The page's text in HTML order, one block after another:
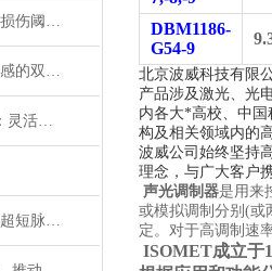
CVI反射镜 （高质量高损伤阈值反射镜）产品介绍
光电探测器：烟感与温感的双重角色
GouMax可调谐滤波器：灵活性与性能的结合
Femetochrome自相关仪超短脉冲测量的“时间显微镜”
DBM1186-
G54-9
北京波威科技有限
产品涉及激光、光
内各大*高校、中
构及相关领域内的
波威公司始终坚持
理念，与广大客户
声光调制器是用来
或模拟调制分别(或
定。对于高调制速
ISOMET成立于